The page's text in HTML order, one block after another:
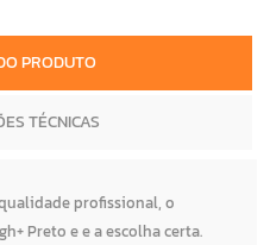
PRODUTO
TÉCNICAS
profissional, o
Preto e e a escolha certa.